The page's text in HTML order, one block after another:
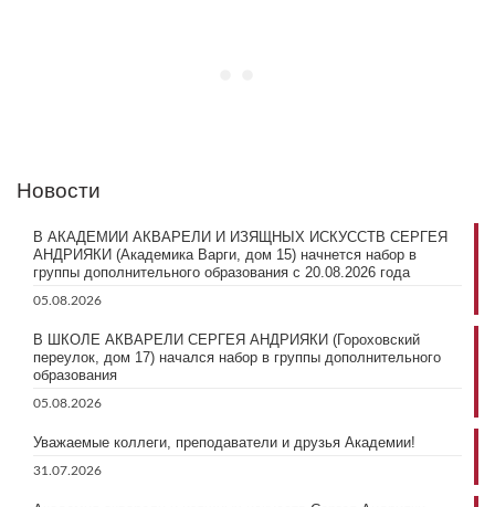
Новости
В АКАДЕМИИ АКВАРЕЛИ И ИЗЯЩНЫХ ИСКУССТВ СЕРГЕЯ
АНДРИЯКИ (Академика Варги, дом 15) начнется набор в
группы дополнительного образования с 20.08.2026 года
05.08.2026
В ШКОЛЕ АКВАРЕЛИ СЕРГЕЯ АНДРИЯКИ (Гороховский
переулок, дом 17) начался набор в группы дополнительного
образования
05.08.2026
Уважаемые коллеги, преподаватели и друзья Академии!
31.07.2026